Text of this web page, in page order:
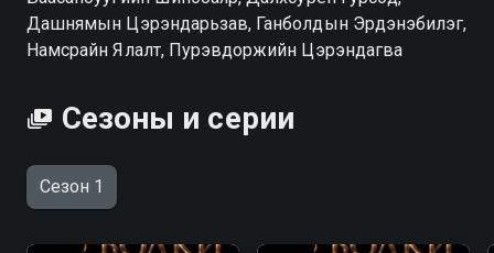
Дашнямын Цэрэндарьзав, Ганболдын Эрдэнэбилэг,
Намсрайн Ялалт, Пурэвдоржийн Цэрэндагва
Сезоны и серии
Сезон 1